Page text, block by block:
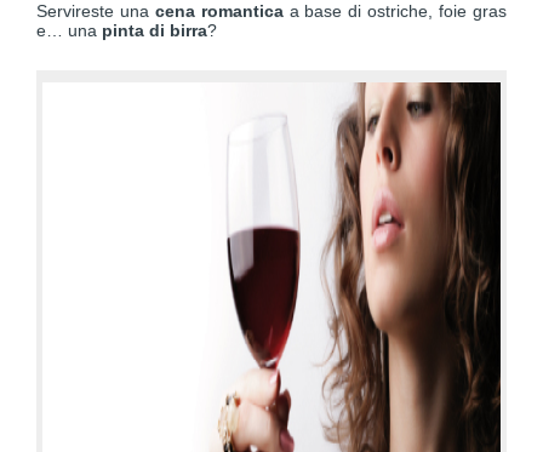
Servireste una cena romanticaa base di ostriche, foie gras
e… una pinta di birra?